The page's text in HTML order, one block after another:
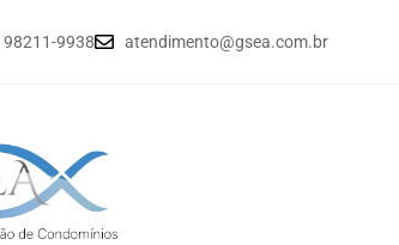
98211-9938 atendimento@gsea.com.br